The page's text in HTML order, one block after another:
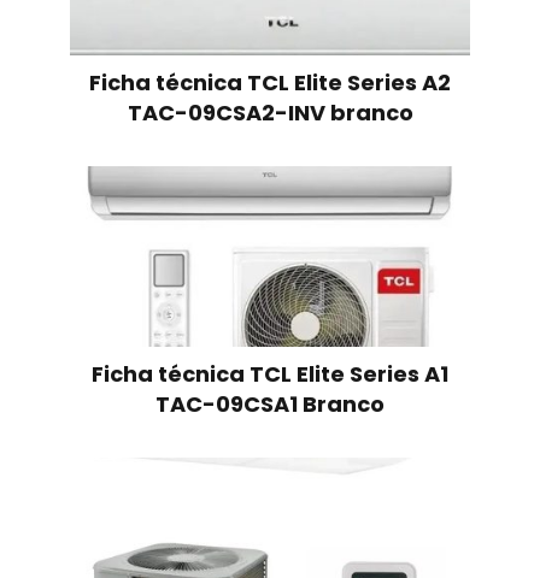
Ficha técnica TCL Elite Series A2
TAC-09CSA2-INV branco
Ficha técnica TCL Elite Series A1
TAC-09CSA1 Branco